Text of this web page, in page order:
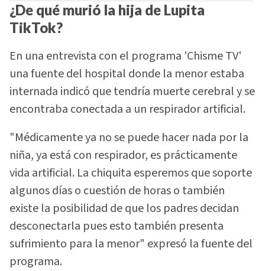
¿De qué murió la hija de Lupita
TikTok?
En una entrevista con el programa 'Chisme TV'
una fuente del hospital donde la menor estaba
internada indicó que tendría muerte cerebral y se
encontraba conectada a un respirador artificial.
"Médicamente ya no se puede hacer nada por la
niña, ya está con respirador, es prácticamente
vida artificial. La chiquita esperemos que soporte
algunos días o cuestión de horas o también
existe la posibilidad de que los padres decidan
desconectarla pues esto también presenta
sufrimiento para la menor" expresó la fuente del
programa.